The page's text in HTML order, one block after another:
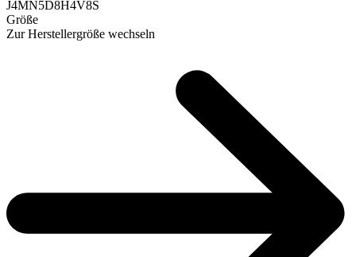
J4MN5D8H4V8S
Größe
Zur Herstellergröße wechseln